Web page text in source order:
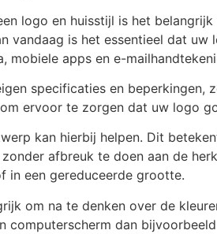
logo en huisstijl is het
vandaag is het essentieel dat
mobiele apps en e-
specificaties en beperkingen,
ervoor te zorgen dat uw logo
kan hierbij helpen. Dit
afbreuk te doen aan de
in een gereduceerde grootte.
om na te denken over de
computerscherm dan